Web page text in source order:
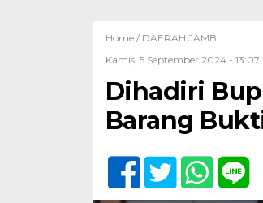
Home / DAERAH JAMBI
Kamis, 5 September 2024 - 13:07
Dihadiri
Barang